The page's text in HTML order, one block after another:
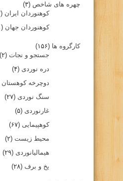
چهره های شاخص (۳)
کوهنوردان ایران (۲)
کوهنوردان جهان (۱)
کارگروه ها (۱۵۶)
جستجو و نجات (۲)
دره نوردی (۴)
دوچرخه کوهستان
سنگ نوردی (۲۷)
غارنوردی (۵)
کوهپیمایی (۶۷)
محیط زیست (۲)
هیمالیانوردی (۲۹)
یخ و برف (۲۸)